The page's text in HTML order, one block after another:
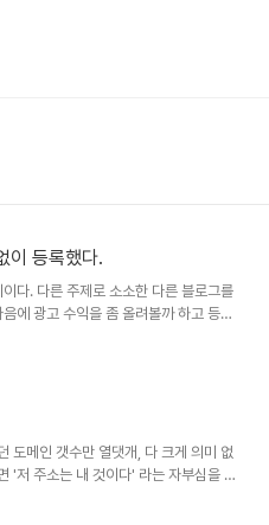
이 등록했다.
다. 다른 주제로 소소한 다른 블로그를
에 광고 수익을 좀 올려볼까 하고 등록
소소한 금액이 쌓이는 즐거움에 운영을
나는 와중에, 무언가 업데이트가 없나
링크를 발견했다...
도메인 갯수만 열댓개, 다 크게 의미 없
'저 주소는 내 것이다' 라는 자부심을 가
취미생활 같은 것이었다. 홈페이지를